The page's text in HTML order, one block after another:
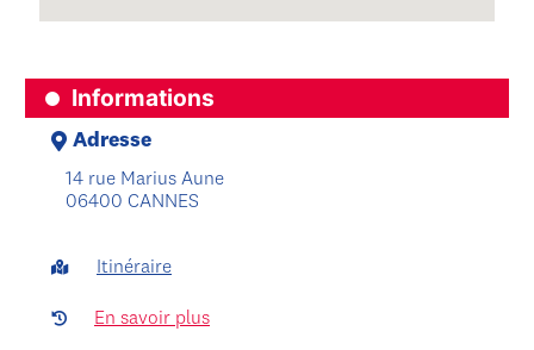
Informations
Adresse
14 rue Marius Aune
06400 CANNES
Itinéraire
En savoir plus